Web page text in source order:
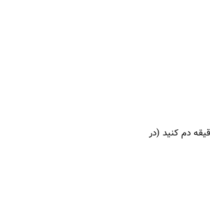
گلودرد یا سرماخوردگی را حس کردید، فوری یک دمنوش غلیظ آویشن کوهی ننه گلپا درست کنید. دو قاشق آویشن + یک لیوان آب جوش – ۱۵ دقیقه دم کنید (در